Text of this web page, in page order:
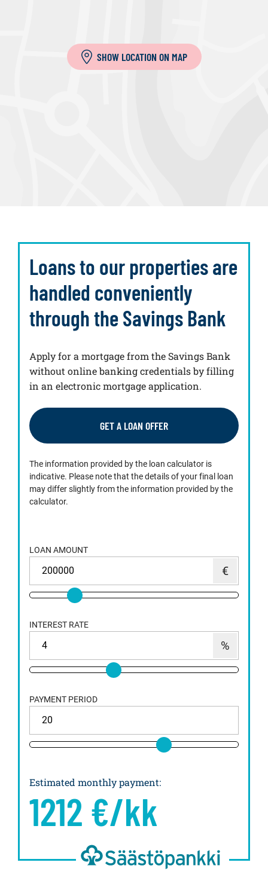
SHOW LOCATION ON MAP
Loans to our properties are
handled conveniently
through the Savings Bank
Apply for a mortgage from the Savings Bank
without online banking credentials by filling
in an electronic mortgage application.
GET A LOAN OFFER
The information provided by the loan calculator is
indicative. Please note that the details of your final loan
may differ slightly from the information provided by the
calculator.
LOAN AMOUNT
INTEREST RATE
PAYMENT PERIOD
Estimated monthly payment:
1212 €/kk